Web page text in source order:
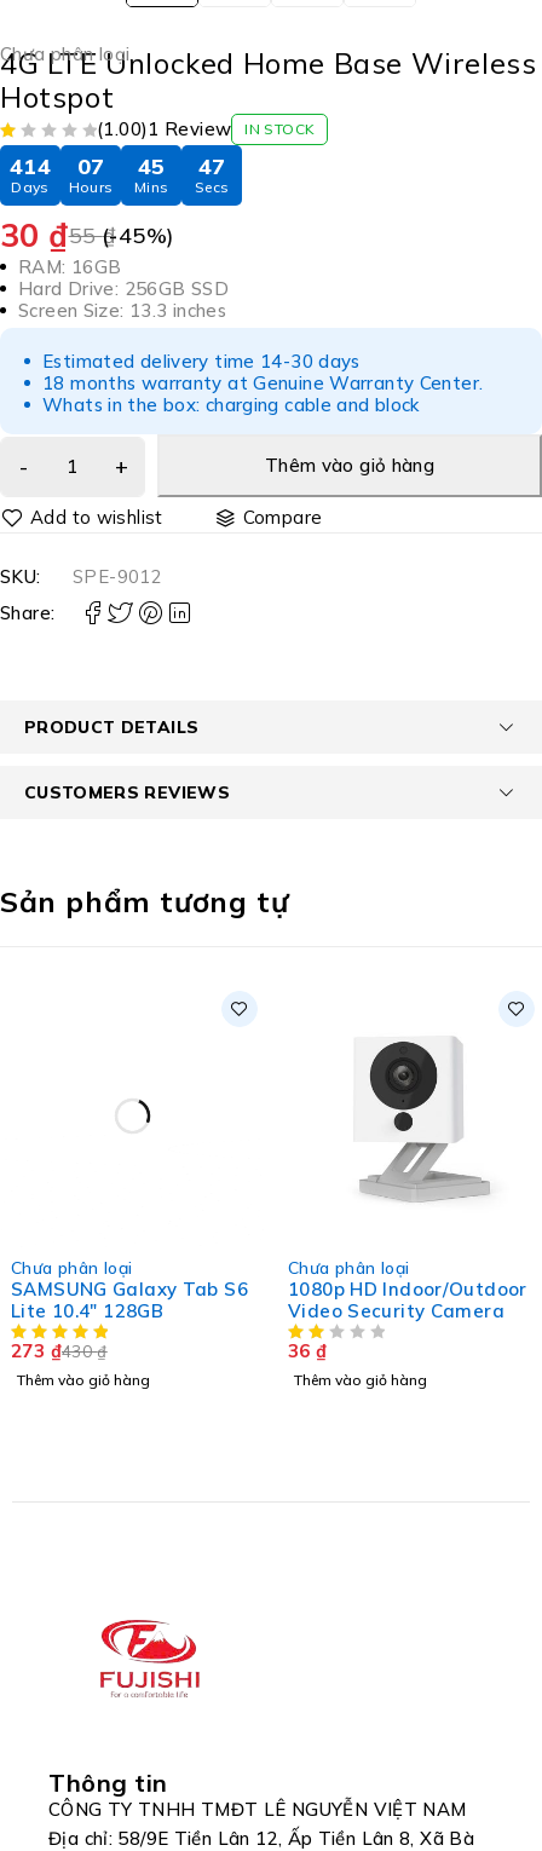
Chưa phân loại
4G LTE Unlocked Home Base Wireless
Hotspot
(1.00) 1 Review IN STOCK
414
Days
07
Hours
45
Mins
47
Secs
55₫
30 ₫ (-45%)
RAM: 16GB
Hard Drive: 256GB SSD
Screen Size: 13.3 inches
Estimated delivery time 14-30 days
18 months warranty at Genuine Warranty Center.
Whats in the box: charging cable and block
Thêm vào giỏ hàng
Compare
SKU:
SPE-9012
Share:
PRODUCT DETAILS
CUSTOMERS REVIEWS
Sản phẩm tương tự
Chưa phân loại
SAMSUNG Galaxy Tab S6
Lite 10.4" 128GB
430₫
273 ₫
Thêm vào giỏ hàng
Chưa phân loại
1080p HD Indoor/Outdoor
Video Security Camera
36₫
Thêm vào giỏ hàng
Thông tin
CÔNG TY TNHH TMĐT LÊ NGUYỄN VIỆT NAM
Địa chỉ: 58/9E Tiền Lân 12, Ấp Tiền Lân 8, Xã Bà